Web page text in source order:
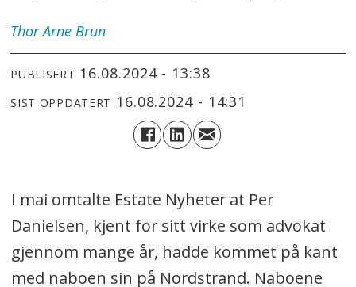
Thor Arne Brun
PUBLISERT 16.08.2024 - 13:38
SIST OPPDATERT 16.08.2024 - 14:31
I mai omtalte Estate Nyheter at Per
Danielsen, kjent for sitt virke som advokat
gjennom mange år, hadde kommet på kant
med naboen sin på Nordstrand. Naboene